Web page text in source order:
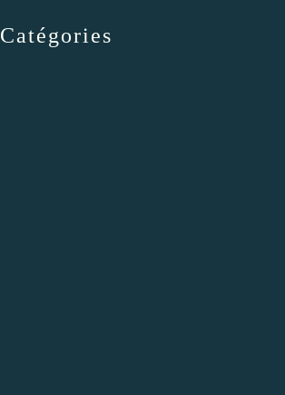
Catégories